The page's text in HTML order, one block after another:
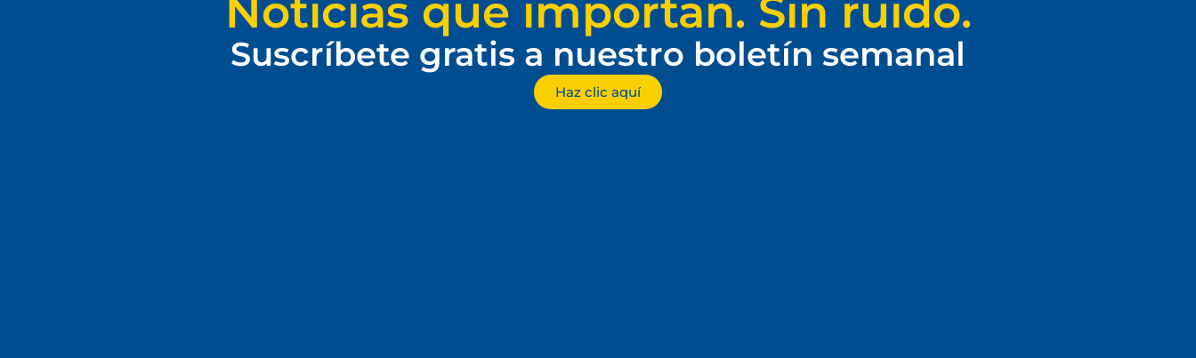
Noticias que importan. Sin ruido.
Suscríbete gratis a nuestro boletín semanal
Haz clic aquí